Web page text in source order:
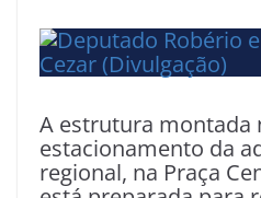
A estrutura montada
estacionamento da
regional, na Praça